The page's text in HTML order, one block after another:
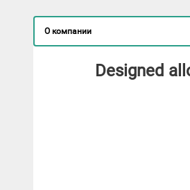
О компании
Designed